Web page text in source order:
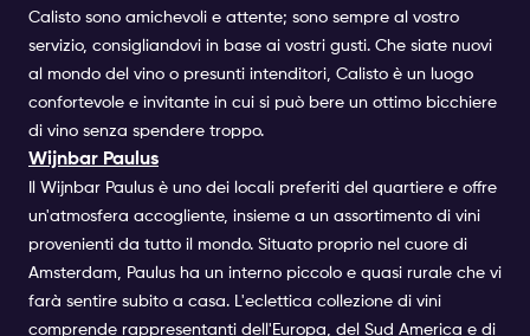
Calisto sono amichevoli e attente; sono sempre al vostro
servizio, consigliandovi in base ai vostri gusti. Che siate nuovi
al mondo del vino o presunti intenditori, Calisto è un luogo
confortevole e invitante in cui si può bere un ottimo bicchiere
di vino senza spendere troppo.
Wijnbar Paulus
Il Wijnbar Paulus è uno dei locali preferiti del quartiere e offre
un'atmosfera accogliente, insieme a un assortimento di vini
provenienti da tutto il mondo. Situato proprio nel cuore di
Amsterdam, Paulus ha un interno piccolo e quasi rurale che vi
farà sentire subito a casa. L'eclettica collezione di vini
comprende rappresentanti dell'Europa, del Sud America e di